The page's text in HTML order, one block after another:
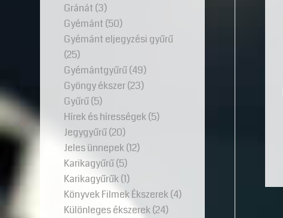
Gránát (3)
Gyémánt (50)
Gyémánt eljegyzési gyűrű
(25)
Gyémántgyűrű(49)
Gyöngy ékszer(23)
Gyűrű(5)
Hírek és hírességek(5)
Jegygyűrű(20)
Jeles ünnepek(12)
Karikagyűrű(5)
Karikagyűrűk(1)
Könyvek Filmek Ékszerek(4)
Különleges ékszerek(24)